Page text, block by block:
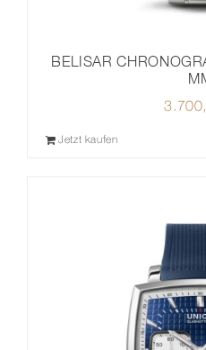
BELISAR
Jetzt kaufen